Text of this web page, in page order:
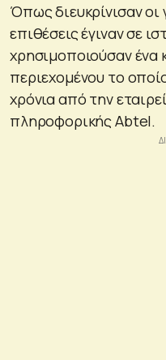
Όπως διευκρίνισαν οι
επιθέσεις έγιναν σε
χρησιμοποιούσαν ένα
περιεχομένου το
χρόνια από την
πληροφορικής Abtel.